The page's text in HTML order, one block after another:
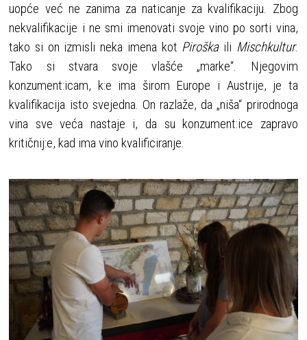
uopće već ne zanima za naticanje za kvalifikaciju. Zbog
nekvalifikacije i ne smi imenovati svoje vino po sorti vina,
tako si on izmisli neka imena kot Piroškaili Mischkultur.
Tako si stvara svoje vlašće „marke“. Njegovim
konzument:icam, k:e ima širom Europe i Austrije, je ta
kvalifikacija isto svejedna. On razlaže, da „niša“ prirodnoga
vina sve veća nastaje i, da su konzument:ice zapravo
kritičnij:e, kad ima vino kvalificiranje.